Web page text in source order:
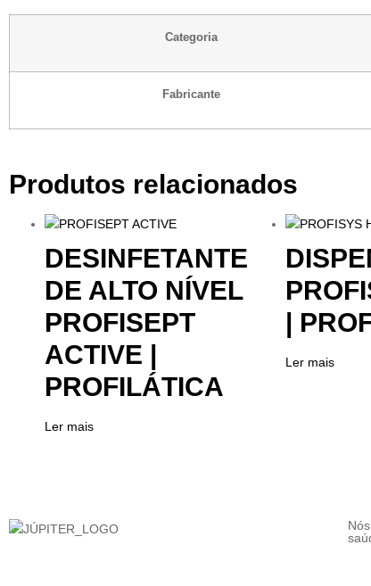
Categoria
Fabricante
Produtos relacionados
DESINFETANTE
DE ALTO NÍVEL
PROFISEPT
ACTIVE |
PROFILÁTICA
Ler mais
|
Ler mais